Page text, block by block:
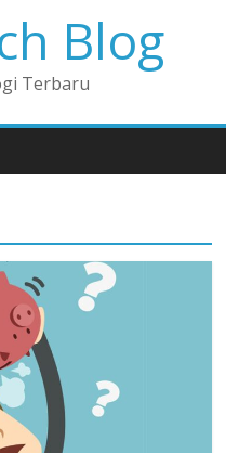
Blog
Terbaru